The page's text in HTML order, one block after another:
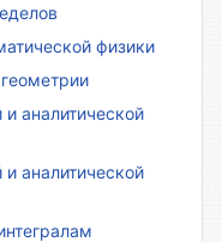
физики
аналитической
аналитической